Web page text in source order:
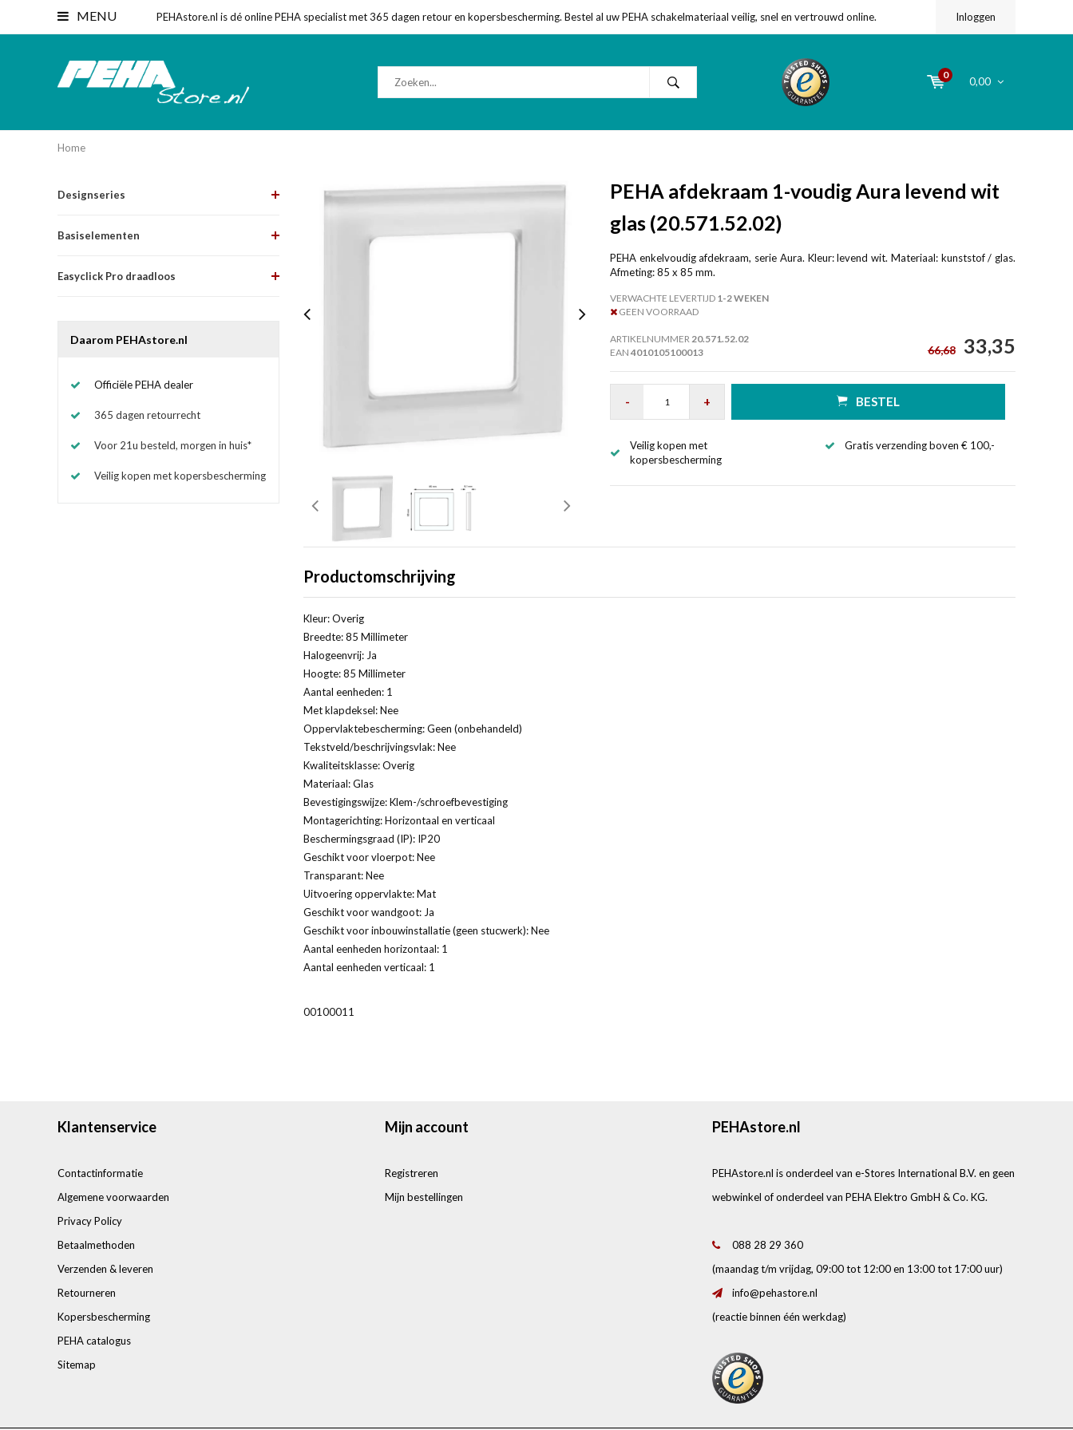
MENU PEHAstore.nl is dé online PEHA specialist met 365 dagen retour en kopersbescherming. Bestel al uw PEHA schakelmateriaal veilig, snel en vertrouwd online. Inloggen
0
0,00
Home
Designseries
Basiselementen
Easyclick Pro draadloos
Daarom PEHAstore.nl
Officiële PEHA dealer
365 dagen retourrecht
Voor 21u besteld, morgen in huis*
Veilig kopen met kopersbescherming
PEHA afdekraam 1-voudig Aura levend wit
glas (20.571.52.02)
PEHA enkelvoudig afdekraam, serie Aura. Kleur: levend wit. Materiaal: kunststof / glas.
Afmeting: 85 x 85 mm.
VERWACHTE LEVERTIJD1-2 WEKEN
GEEN VOORRAAD
ARTIKELNUMMER 20.571.52.02
EAN 4010105100013 66,68 33,35
- + BESTEL
Veilig kopen met
kopersbescherming
Gratis verzending boven € 100,-
Productomschrijving
Kleur: Overig
Breedte: 85 Millimeter
Halogeenvrij: Ja
Hoogte: 85 Millimeter
Aantal eenheden: 1
Met klapdeksel: Nee
Oppervlaktebescherming: Geen (onbehandeld)
Tekstveld/beschrijvingsvlak: Nee
Kwaliteitsklasse: Overig
Materiaal: Glas
Bevestigingswijze: Klem-/schroefbevestiging
Montagerichting: Horizontaal en verticaal
Beschermingsgraad (IP): IP20
Geschikt voor vloerpot: Nee
Transparant: Nee
Uitvoering oppervlakte: Mat
Geschikt voor wandgoot: Ja
Geschikt voor inbouwinstallatie (geen stucwerk): Nee
Aantal eenheden horizontaal: 1
Aantal eenheden verticaal: 1
00100011
Klantenservice
Contactinformatie
Algemene voorwaarden
Privacy Policy
Betaalmethoden
Verzenden & leveren
Retourneren
Kopersbescherming
PEHA catalogus
Sitemap
Mijn account
Registreren
Mijn bestellingen
PEHAstore.nl
PEHAstore.nl is onderdeel van e-Stores International B.V. en geen
webwinkel of onderdeel van PEHA Elektro GmbH & Co. KG.
088 28 29 360
(maandag t/m vrijdag, 09:00 tot 12:00 en 13:00 tot 17:00 uur)
info@pehastore.nl
(reactie binnen één werkdag)